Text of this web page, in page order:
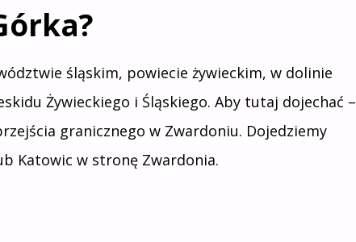
śląskim, powiecie żywieckim, w dolinie
Żywieckiego i Śląskiego. Aby tutaj dojechać –
granicznego w Zwardoniu. Dojedziemy
Katowic w stronę Zwardonia.